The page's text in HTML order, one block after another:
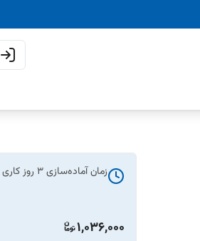
زمان آماده‌سازی3 روز کاری
1,036,000